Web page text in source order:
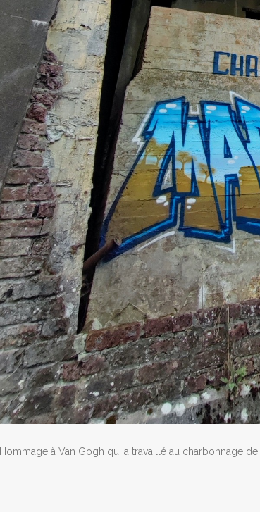
Hommage à Van Gogh qui a travaillé au charbonnage